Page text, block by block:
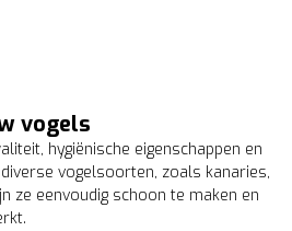
vogels
hygiënische eigenschappen en
vogelsoorten, zoals kanaries,
ze eenvoudig schoon te maken en